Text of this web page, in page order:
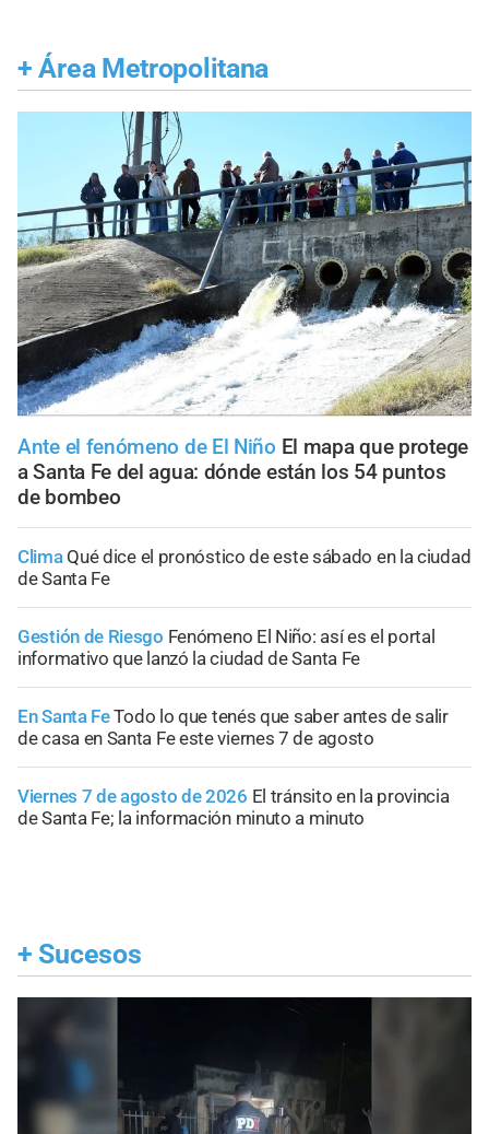
+ Área Metropolitana
Ante el fenómeno de El Niño El mapa que protege
a Santa Fe del agua: dónde están los 54 puntos
de bombeo
Clima Qué dice el pronóstico de este sábado en la ciudad
de Santa Fe
Gestión de Riesgo Fenómeno El Niño: así es el portal
informativo que lanzó la ciudad de Santa Fe
En Santa FeTodo lo que tenés que saber antes de salir
de casa en Santa Fe este viernes 7 de agosto
Viernes 7 de agosto de 2026 El tránsito en la provincia
de Santa Fe; la información minuto a minuto
+ Sucesos